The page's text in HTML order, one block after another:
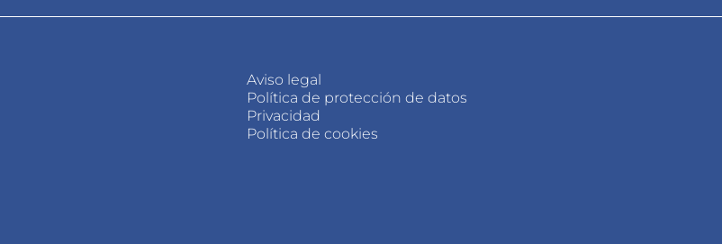
Aviso legal
Política de protección de datos
Privacidad
Política de cookies